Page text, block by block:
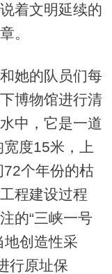
着文明延续的
。
她的队员们每
博物馆进行清
中，它是一道
度15米，上
个年份的枯
程建设过程
的“三峡一号
地创造性采
行原址保